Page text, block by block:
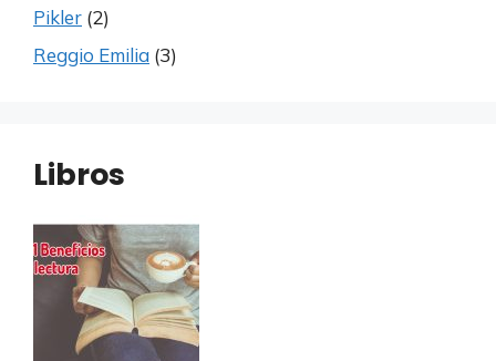
Pikler (2)
Reggio Emilia (3)
Libros